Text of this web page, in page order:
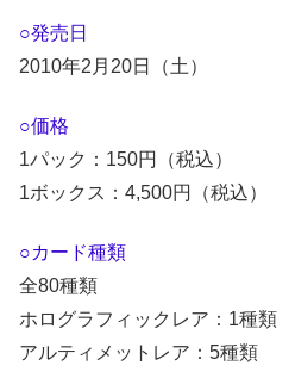
○発売日
2010年2月20日（土）
○価格
1パック：150円（税込）
1ボックス：4,500円（税込）
○カード種類
全80種類
ホログラフィックレア：1種類
アルティメットレア：5種類